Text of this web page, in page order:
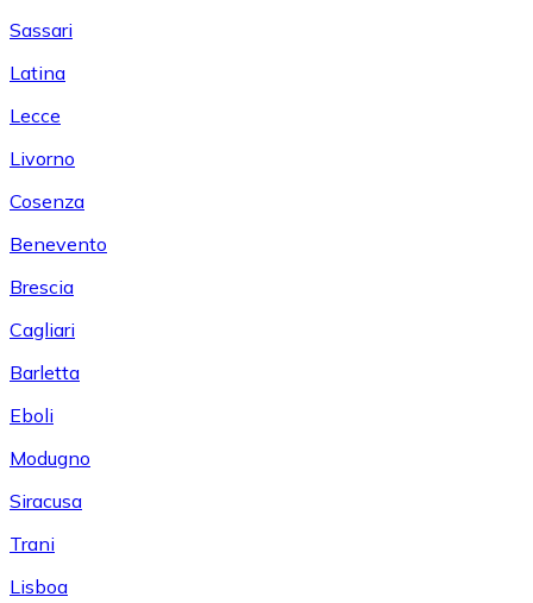
Sassari
Latina
Lecce
Livorno
Cosenza
Benevento
Brescia
Cagliari
Barletta
Eboli
Modugno
Siracusa
Trani
Lisboa